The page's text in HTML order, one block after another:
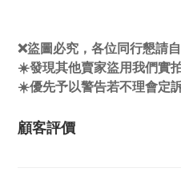
❌盜圖必究，各位同行懇請
☀️發現其他賣家盜用我們實
☀️優先予以警告若不理會定
顧客評價